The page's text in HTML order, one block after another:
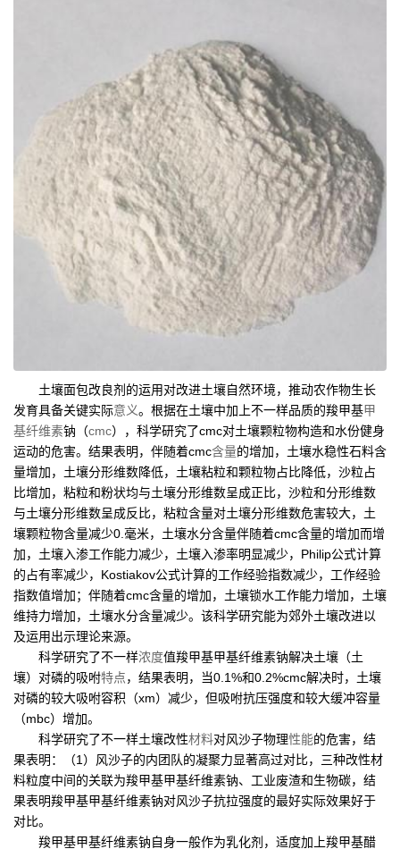
土壤面包改良剂的运用对改进土壤自然环境，推动农作物生长
发育具备关键实际意义。根据在土壤中加上不一样品质的羧甲基甲
基纤维素钠（cmc），科学研究了cmc对土壤颗粒物构造和水份健身
运动的危害。结果表明，伴随着cmc含量的增加，土壤水稳性石料含
量增加，土壤分形维数降低，土壤粘粒和颗粒物占比降低，沙粒占
比增加，粘粒和粉状均与土壤分形维数呈成正比，沙粒和分形维数
与土壤分形维数呈成反比，粘粒含量对土壤分形维数危害较大，土
壤颗粒物含量减少0.毫米，土壤水分含量伴随着cmc含量的增加而增
加，土壤入渗工作能力减少，土壤入渗率明显减少，Philip公式计算
的占有率减少，Kostiakov公式计算的工作经验指数减少，工作经验
指数值增加；伴随着cmc含量的增加，土壤锁水工作能力增加，土壤
维持力增加，土壤水分含量减少。该科学研究能为郊外土壤改进以
及运用出示理论来源。
科学研究了不一样浓度值羧甲基甲基纤维素钠解决土壤（土
壤）对磷的吸咐特点，结果表明，当0.1%和0.2%cmc解决时，土壤
对磷的较大吸咐容积（xm）减少，但吸咐抗压强度和较大缓冲容量
（mbc）增加。
科学研究了不一样土壤改性材料对风沙子物理性能的危害，结
果表明：（1）风沙子的内团队的凝聚力显著高过对比，三种改性材
料粒度中间的关联为羧甲基甲基纤维素钠、工业废渣和生物碳，结
果表明羧甲基甲基纤维素钠对风沙子抗拉强度的最好实际效果好于
对比。
羧甲基甲基纤维素钠自身一般作为乳化剂，适度加上羧甲基醋